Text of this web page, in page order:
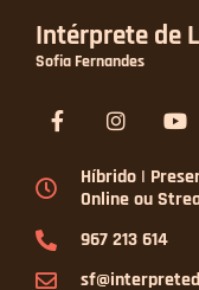
Intérprete de
Sofia Fernandes
F
a
b
k
-
I
n
t
a
r
m
Y
o
t
u
Híbrido |
Online ou
967 213 614